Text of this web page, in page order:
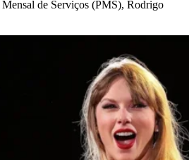
Mensal de Serviços (PMS), Rodrigo